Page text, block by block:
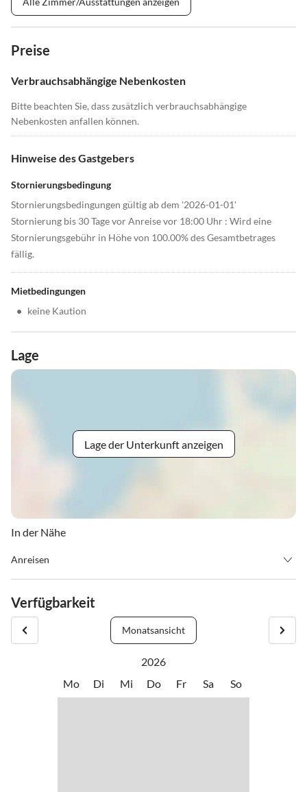
Preise
Verbrauchsabhängige Nebenkosten
Bitte beachten Sie, dass zusätzlich verbrauchsabhängige
Nebenkosten anfallen können.
Hinweise des Gastgebers
Stornierungsbedingung
Stornierungsbedingungen gültig ab dem '2026-01-01'
Stornierung bis 30 Tage vor Anreise vor 18:00 Uhr : Wird eine
Stornierungsgebühr in Höhe von 100.00% des Gesamtbetrages
fällig.
Mietbedingungen
• keine Kaution
Lage
Lage der Unterkunft anzeigen
In der Nähe
Anreisen
Check-out von 08:00 - 10:00 Uhr
Verfügbarkeit
Monatsansicht
2026
Mo
Di Mi Do Fr Sa So